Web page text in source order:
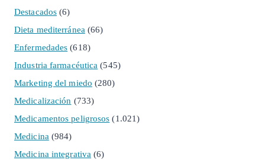
Destacados (6)
Dieta mediterránea(66)
Enfermedades (618)
Industria farmacéutica (545)
Marketing del miedo (280)
Medicalización (733)
Medicamentos peligrosos (1.021)
Medicina(984)
Medicina integrativa (6)